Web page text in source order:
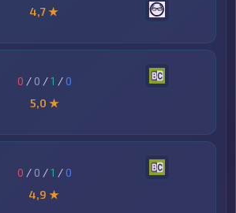
4,7 ★
0 / 0 /1 /0
5,0 ★
0 / 0 /1 /0
4,9 ★